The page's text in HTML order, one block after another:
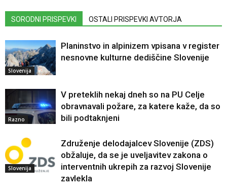
SORODNI PRISPEVKI OSTALI PRISPEVKI AVTORJA
Slovenija
Planinstvo in alpinizem vpisana v register
nesnovne kulturne dediščine Slovenije
Razno
V preteklih nekaj dneh so na PU Celje
obravnavali požare, za katere kaže, da so
bili podtaknjeni
Slovenija
Združenje delodajalcev Slovenije (ZDS)
obžaluje, da se je uveljavitev zakona o
interventnih ukrepih za razvoj Slovenije
zavlekla